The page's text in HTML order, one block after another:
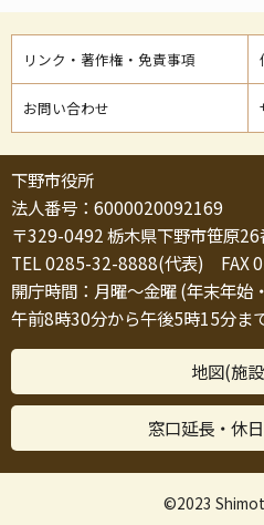
リンク・著作権・免責事項
お問い合わせ
下野市役所
法人番号：6000020092169
〒329-0492 栃木県下野市笹原26
TEL 0285-32-8888(代表) FAX
開庁時間：月曜～金曜 (年末年始
午前8時30分から午後5時15分ま
地図(施
窓口延長・休
©2023